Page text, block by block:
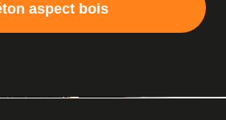
aspect bois